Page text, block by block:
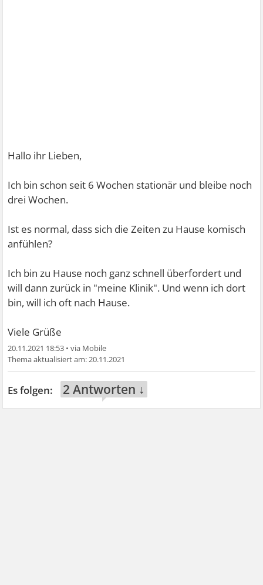
Hallo ihr Lieben,
Ich bin schon seit 6 Wochen stationär und bleibe noch
drei Wochen.
Ist es normal, dass sich die Zeiten zu Hause komisch
anfühlen?
Ich bin zu Hause noch ganz schnell überfordert und
will dann zurück in "meine Klinik". Und wenn ich dort
bin, will ich oft nach Hause.
Viele Grüße
20.11.2021 18:53 •
20.11.2021
2 Antworten ↓